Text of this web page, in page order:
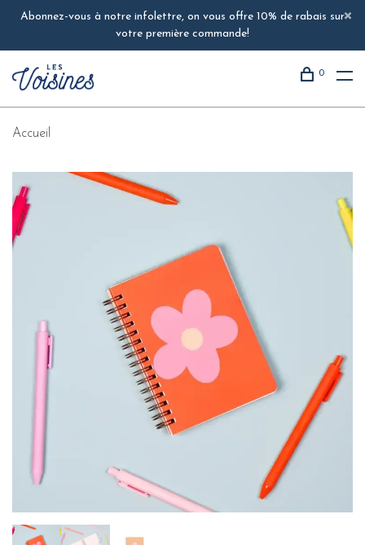
Abonnez-vous à notre infolettre, on vous offre 10% de rabais sur
votre première commande!
0
Accueil